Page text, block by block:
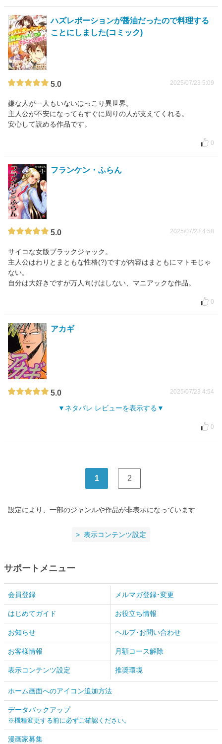
ハズレポーションが醤油だったので料理する
ことにしました(コミック)
5.0 2025/07/23 5:09
嫌な人が一人もいないほっこり異世界。
主人公が不安になってもすぐに周りの人が支えてくれる。
安心して読める作品です。
0
フランケン・ふらん
5.0 2025/07/23 4:58
サイコな女版ブラックジャック。
主人公はわりとまともな性格(?)ですが内容はまともにマトモじゃ
ない。
自分は大好きですが万人向けはしない、マニアックな作品。
0
アカギ
5.0 2025/07/23 4:54
ネタバレ レビューを表示する
0
1 2
設定により、一部のジャンルや作品が非表示になっています
表示コンテンツ設定
サポートメニュー
会員登録 メルマガ登録･変更
はじめてガイド お役立ち情報
お知らせ ヘルプ･お問い合わせ
お客様情報 月額コース解除
表示コンテンツ設定 推奨環境
ホーム画面へのアイコン追加方法
データバックアップ
※機種変更する前に必ずご確認ください。
漫画家募集